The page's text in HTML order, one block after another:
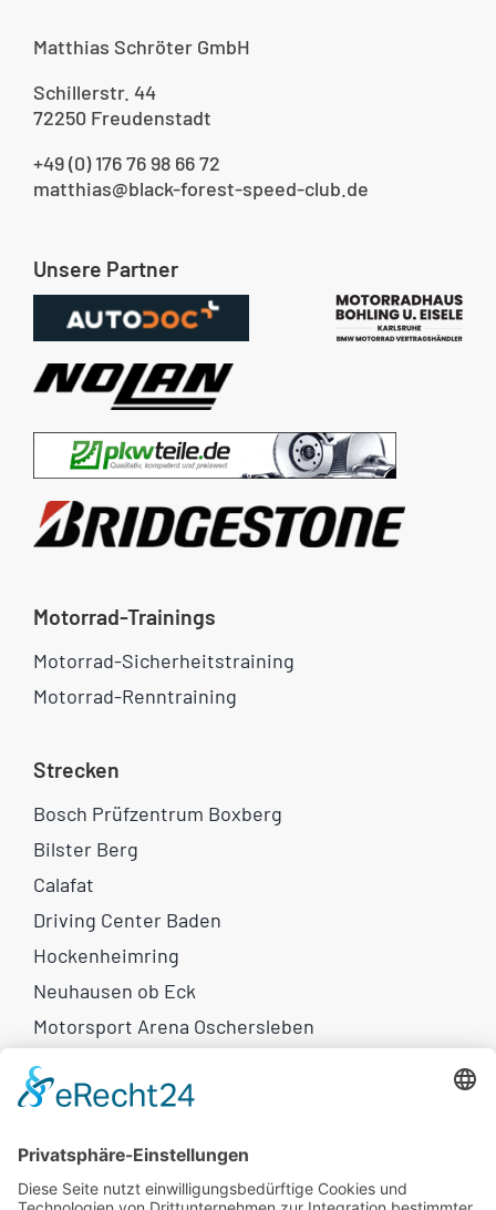
Matthias Schröter GmbH
Schillerstr. 44
72250 Freudenstadt
+49 (0) 176 76 98 66 72
matthias@black-forest-speed-club.de
Unsere Partner
Motorrad-Trainings
Motorrad-Sicherheitstraining
Motorrad-Renntraining
Strecken
Bosch Prüfzentrum Boxberg
Bilster Berg
Calafat
Driving Center Baden
Hockenheimring
Neuhausen ob Eck
Motorsport Arena Oschersleben
Weitere Links
Eventkalender
Newsletter